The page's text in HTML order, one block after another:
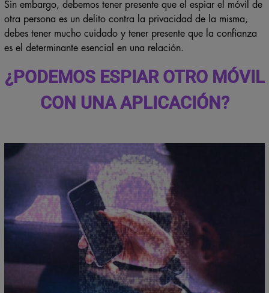
Sin embargo, debemos tener presente que el espiar el móvil de
otra persona es un delito contra la privacidad de la misma,
debes tener mucho cuidado y tener presente que la confianza
es el determinante esencial en una relación.
¿PODEMOS ESPIAR OTRO MÓVIL
CON UNA APLICACIÓN?